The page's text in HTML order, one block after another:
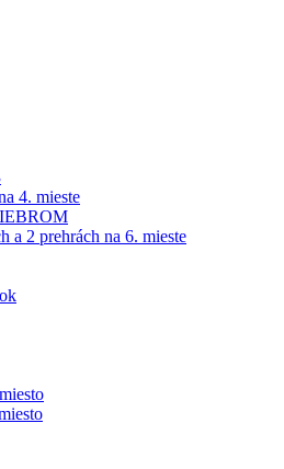
4. mieste
a 2 prehrách na 6. mieste